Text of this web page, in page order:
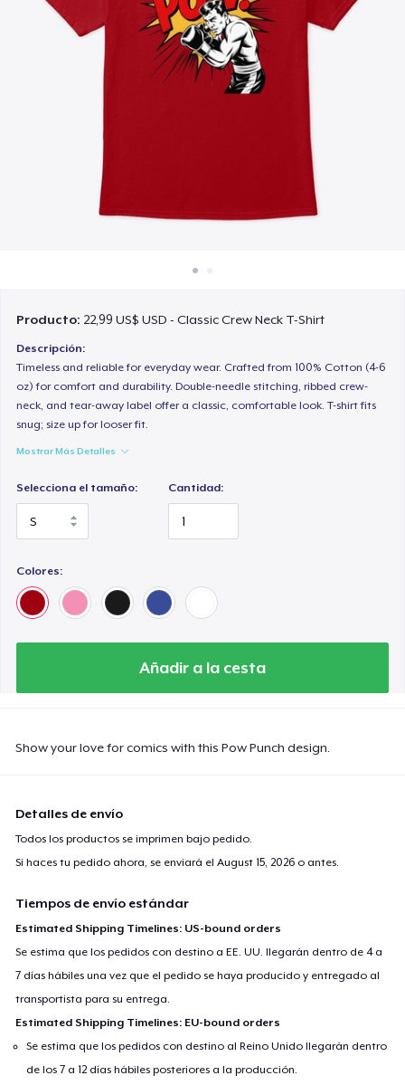
Venda en todas partes
Venda lo que sea
Producto: 22,99 US$ USD - Classic Crew Neck T-Shirt
Descripción:
Timeless and reliable for everyday wear. Crafted from 100% Cotton (4-6
oz) for comfort and durability. Double-needle stitching, ribbed crew-
neck, and tear-away label offer a classic, comfortable look. T-shirt fits
snug; size up for looser fit.
Mostrar Más Detalles
Selecciona el tamaño: Cantidad:
Colores:
Añadir a la cesta
Show your love for comics with this Pow Punch design.
Detalles de envío
Todos los productos se imprimen bajo pedido.
Si haces tu pedido ahora, se enviará elAugust 15, 2026 o antes.
Tiempos de envío estándar
Estimated Shipping Timelines: US-bound orders
Se estima que los pedidos con destino a EE. UU. llegarán dentro de 4 a
7 días hábiles una vez que el pedido se haya producido y entregado al
transportista para su entrega.
Estimated Shipping Timelines: EU-bound orders
Se estima que los pedidos con destino al Reino Unido llegarán dentro
de los 7 a 12 días hábiles posteriores a la producción.